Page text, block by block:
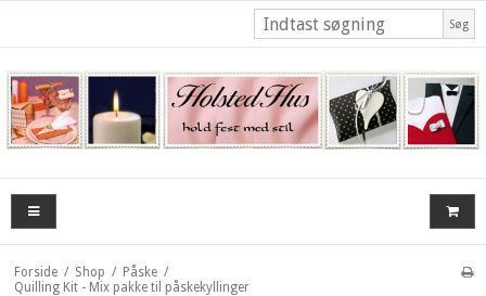
Søg
Forside / Shop / Påske /
Quilling Kit - Mix pakke til påskekyllinger